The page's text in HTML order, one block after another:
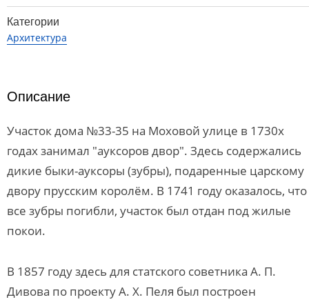
Категории
Архитектура
Описание
Участок дома №33-35 на Моховой улице в 1730х
годах занимал "ауксоров двор". Здесь содержались
дикие быки-ауксоры (зубры), подаренные царскому
двору прусским королём. В 1741 году оказалось, что
все зубры погибли, участок был отдан под жилые
покои.
В 1857 году здесь для статского советника А. П.
Дивова по проекту А. Х. Пеля был построен